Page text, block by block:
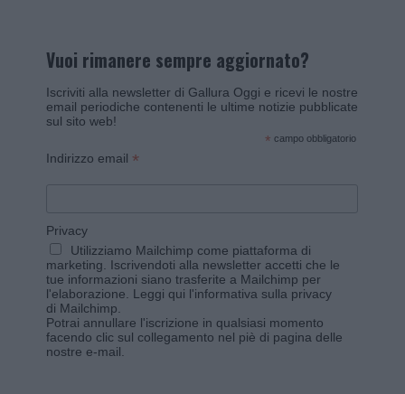
Vuoi rimanere sempre aggiornato?
Iscriviti alla newsletter di Gallura Oggi e ricevi le nostre
email periodiche contenenti le ultime notizie pubblicate
sul sito web!
* campo obbligatorio
Indirizzo email *
Privacy
Utilizziamo Mailchimp come piattaforma di
marketing. Iscrivendoti alla newsletter accetti che le
tue informazioni siano trasferite a Mailchimp per
l'elaborazione. Leggi qui l'informativa sulla privacy
di Mailchimp
Potrai annullare l'iscrizione in qualsiasi momento
facendo clic sul collegamento nel piè di pagina delle
nostre e-mail.